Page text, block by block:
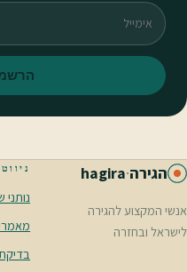
אימייל
הגירה·
hagira
אנשי המקצוע להגירה
לישראל ובחזרה
ניווט
נותני